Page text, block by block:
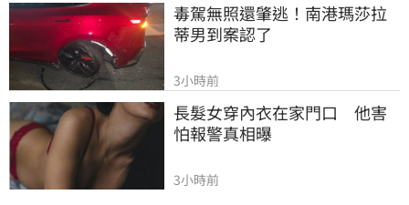
毒駕無照還肇逃！南港瑪莎拉
蒂男到案認了
3小時前
長髮女穿內衣在家門口　他害
怕報警真相曝
3小時前